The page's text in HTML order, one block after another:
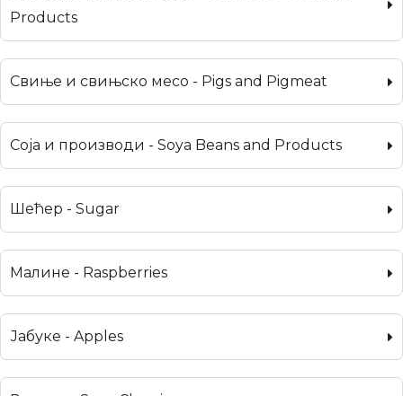
Products
Свиње и свињско месо - Pigs and Pigmeat
Соја и производи - Soya Beans and Products
Шећер - Sugar
Малине - Raspberries
Јабуке - Apples